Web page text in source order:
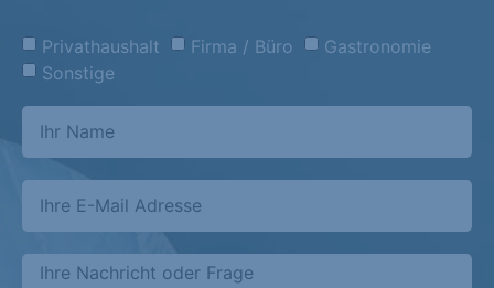
Privathaushalt Firma / Büro
Gastronomie
Sonstige